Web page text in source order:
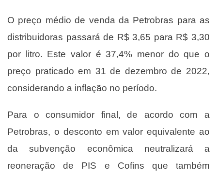
O preço médio de venda da Petrobras para as
distribuidoras passará de R$ 3,65 para R$ 3,30
por litro. Este valor é 37,4% menor do que o
preço praticado em 31 de dezembro de 2022,
considerando a inflação no período.
Para o consumidor final, de acordo com a
Petrobras, o desconto em valor equivalente ao
da subvenção econômica neutralizará a
reoneração de PIS e Cofins que também